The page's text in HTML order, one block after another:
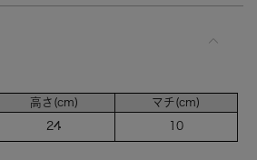
高さ(cm)
24
マチ(cm)
10